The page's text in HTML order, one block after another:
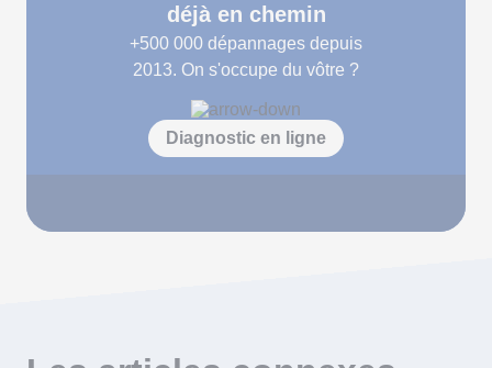
déjà en chemin
+500 000 dépannages depuis
2013. On s'occupe du vôtre ?
Diagnostic en ligne